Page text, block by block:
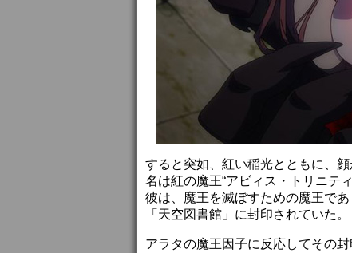
すると突如、紅い稲光とともに、
名は紅の魔王“アビィス・トリニテ
彼は、魔王を滅ぼすための魔王で
「天空図書館」に封印されていた。
アラタの魔王因子に反応してその